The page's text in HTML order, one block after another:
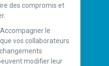
des compromis et
Accompagner le
vos collaborateurs
modifier leur